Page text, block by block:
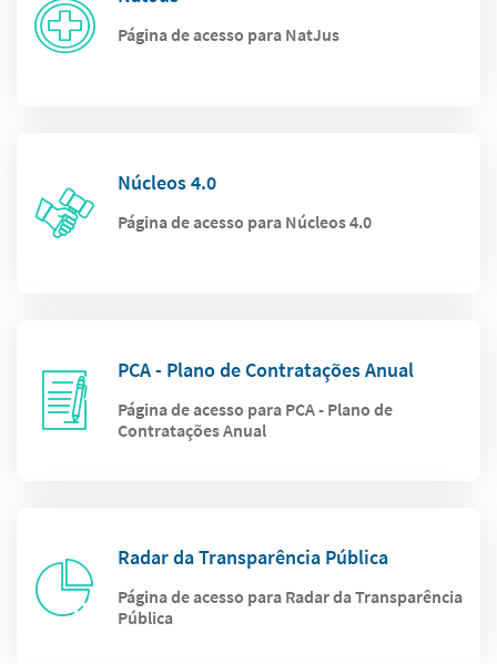
Página de acesso para NatJus
Núcleos 4.0
Página de acesso para Núcleos 4.0
PCA - Plano de Contratações Anual
Página de acesso para PCA - Plano de
Contratações Anual
Radar da Transparência Pública
Página de acesso para Radar da Transparência
Pública